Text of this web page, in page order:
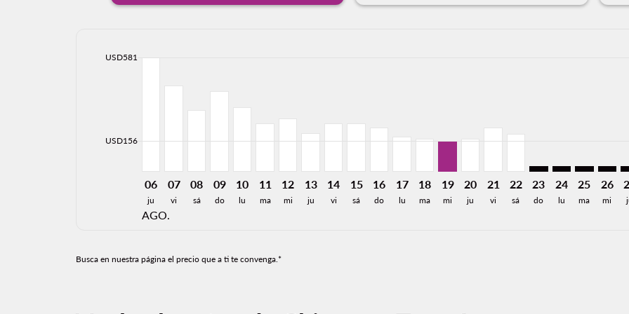
USD156 cmp-daily-histogram-bars-legend-min-price-aria-label USD156
USD581
Displaying fares for agosto-2026
06
ju
AGO.
07
vi
08
sá
09
do
10
lu
11
ma
12
mi
13
ju
14
vi
15
sá
16
do
17
lu
18
ma
19
mi
20
ju
21
vi
22
sá
ORD–TRC: cmp-
23
do
ORD–TRC:
24
lu
25
ma
26
mi
Busca en nuestra página el precio que a ti te convenga.*